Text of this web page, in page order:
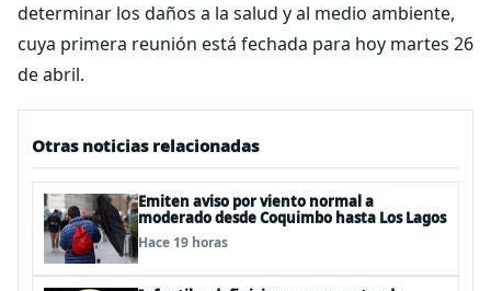
determinar los daños a la salud y al medio ambiente,
cuya primera reunión está fechada para hoy martes 26
de abril.
Otras noticias relacionadas
Emiten aviso por viento normal a
moderado desde Coquimbo hasta Los Lagos
Hace 19 horas